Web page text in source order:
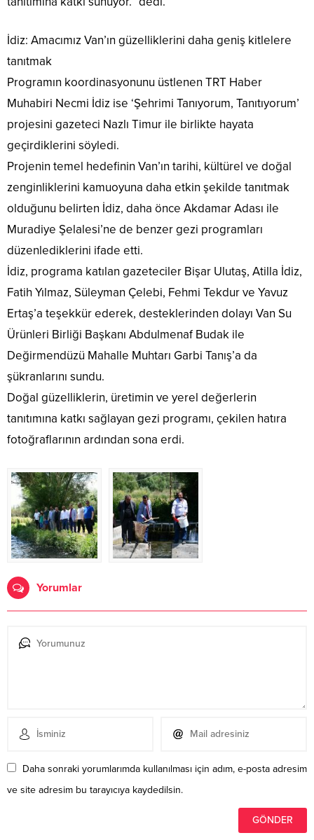
İdiz: Amacımız Van’ın güzelliklerini daha geniş kitlelere
tanıtmak
Programın koordinasyonunu üstlenen TRT Haber
Muhabiri Necmi İdiz ise ‘Şehrimi Tanıyorum, Tanıtıyorum’
projesini gazeteci Nazlı Timur ile birlikte hayata
geçirdiklerini söyledi.
Projenin temel hedefinin Van’ın tarihi, kültürel ve doğal
zenginliklerini kamuoyuna daha etkin şekilde tanıtmak
olduğunu belirten İdiz, daha önce Akdamar Adası ile
Muradiye Şelalesi’ne de benzer gezi programları
düzenlediklerini ifade etti.
İdiz, programa katılan gazeteciler Bişar Ulutaş, Atilla İdiz,
Fatih Yılmaz, Süleyman Çelebi, Fehmi Tekdur ve Yavuz
Ertaş’a teşekkür ederek, desteklerinden dolayı Van Su
Ürünleri Birliği Başkanı Abdulmenaf Budak ile
Değirmendüzü Mahalle Muhtarı Garbi Tanış’a da
şükranlarını sundu.
Doğal güzelliklerin, üretimin ve yerel değerlerin
tanıtımına katkı sağlayan gezi programı, çekilen hatıra
fotoğraflarının ardından sona erdi.
Yorumlar
Daha sonraki yorumlarımda kullanılması için adım, e-posta adresim
ve site adresim bu tarayıcıya kaydedilsin.